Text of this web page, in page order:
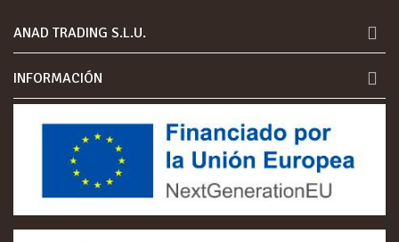
ANAD TRADING S.L.U.
INFORMACIÓN